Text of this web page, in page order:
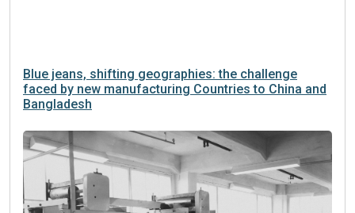
Bangladesh